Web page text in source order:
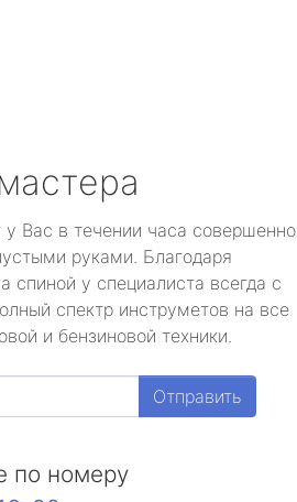
Вас в течении часа совершенно
руками. Благодаря
спиной у специалиста всегда с
спектр инструметов на все
и бензиновой техники.
Отправить
по номеру